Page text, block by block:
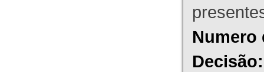
Numero
Decisão: